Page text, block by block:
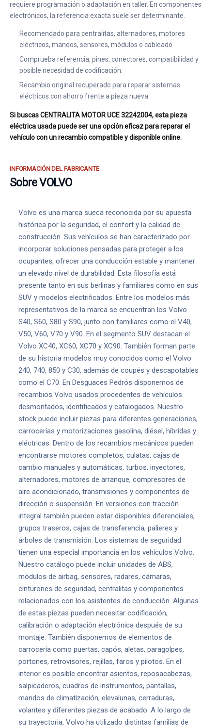
requiere programación o adaptación en taller. En componentes
electrónicos, la referencia exacta suele ser determinante.
Recomendado para centralitas, alternadores, motores
eléctricos, mandos, sensores, módulos o cableado.
Comprueba referencia, pines, conectores, compatibilidad y
posible necesidad de codificación.
Recambio original recuperado para reparar sistemas
eléctricos con ahorro frente a pieza nueva.
Si buscas CENTRALITA MOTOR UCE 32242004, esta pieza
eléctrica usada puede ser una opción eficaz para reparar el
vehículo con un recambio compatible y disponible online.
INFORMACIÓN DEL FABRICANTE
Sobre VOLVO
Volvo es una marca sueca reconocida por su apuesta
histórica por la seguridad, el confort y la calidad de
construcción. Sus vehículos se han caracterizado por
incorporar soluciones pensadas para proteger a los
ocupantes, ofrecer una conducción estable y mantener
un elevado nivel de durabilidad. Esta filosofía está
presente tanto en sus berlinas y familiares como en sus
SUV y modelos electrificados. Entre los modelos más
representativos de la marca se encuentran los Volvo
S40, S60, S80 y S90, junto con familiares como el V40,
V50, V60, V70 y V90. En el segmento SUV destacan el
Volvo XC40, XC60, XC70 y XC90. También forman parte
de su historia modelos muy conocidos como el Volvo
240, 740, 850 y C30, además de coupés y descapotables
como el C70. En Desguaces Pedrós disponemos de
recambios Volvo usados procedentes de vehículos
desmontados, identificados y catalogados. Nuestro
stock puede incluir piezas para diferentes generaciones,
carrocerías y motorizaciones gasolina, diésel, híbridas y
eléctricas. Dentro de los recambios mecánicos pueden
encontrarse motores completos, culatas, cajas de
cambio manuales y automáticas, turbos, inyectores,
alternadores, motores de arranque, compresores de
aire acondicionado, transmisiones y componentes de
dirección o suspensión. En versiones con tracción
integral también pueden estar disponibles diferenciales,
grupos traseros, cajas de transferencia, palieres y
árboles de transmisión. Los sistemas de seguridad
tienen una especial importancia en los vehículos Volvo.
Nuestro catálogo puede incluir unidades de ABS,
módulos de airbag, sensores, radares, cámaras,
cinturones de seguridad, centralitas y componentes
relacionados con los asistentes de conducción. Algunas
de estas piezas pueden necesitar codificación,
calibración o adaptación electrónica después de su
montaje. También disponemos de elementos de
carrocería como puertas, capós, aletas, paragolpes,
portones, retrovisores, rejillas, faros y pilotos. En el
interior es posible encontrar asientos, reposacabezas,
salpicaderos, cuadros de instrumentos, pantallas,
mandos de climatización, elevalunas, cerraduras,
volantes y diferentes piezas de acabado. A lo largo de
su trayectoria, Volvo ha utilizado distintas familias de